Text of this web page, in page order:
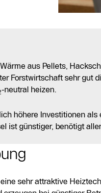
aus Pellets,
Forstwirtschaft sehr gut
-neutral heizen.
höhere Investitionen als
ist günstiger, benötigt
sehr attraktive